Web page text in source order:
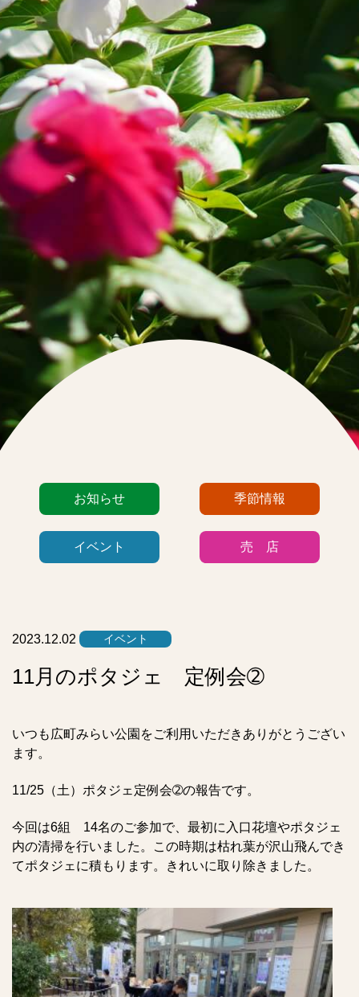
お知らせ 季節情報
イベント 売 店
2023.12.02 イベント
11月のポタジェ 定例会➁
いつも広町みらい公園をご利用いただきありがとうござい
ます。
11/25（土）ポタジェ定例会➁の報告です。
今回は6組 14名のご参加で、最初に入口花壇やポタジェ
内の清掃を行いました。この時期は枯れ葉が沢山飛んでき
てポタジェに積もります。きれいに取り除きました。